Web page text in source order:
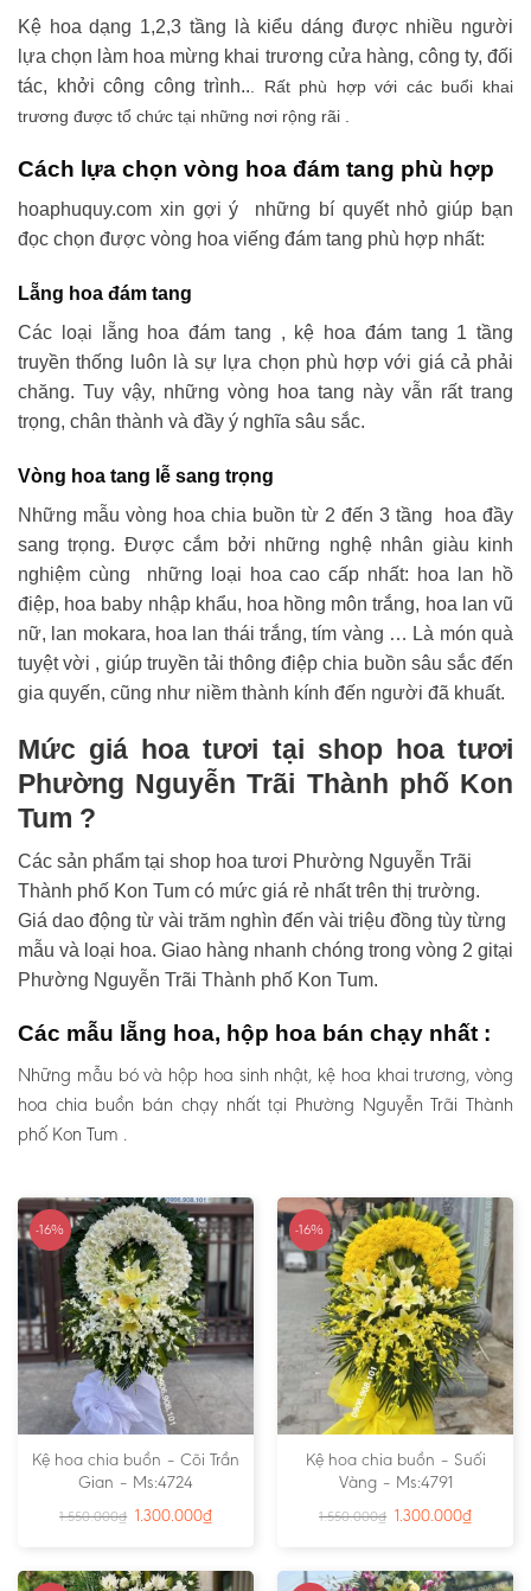
Kệ hoa dạng 1,2,3 tầng là kiểu dáng được nhiều người
lựa chọn làm hoa mừng khai trương cửa hàng, công ty, đối
tác, khởi công công trình.. . Rất phù hợp với các buổi khai
trương được tổ chức tại những nơi rộng rãi .
Cách lựa chọn vòng hoa đám tang phù hợp
hoaphuquy.com xin gợi ý những bí quyết nhỏ giúp bạn
đọc chọn được vòng hoa viếng đám tang phù hợp nhất:
Lẵng hoa đám tang
Các loại lẵng hoa đám tang , kệ hoa đám tang 1 tầng
truyền thống luôn là sự lựa chọn phù hợp với giá cả phải
chăng. Tuy vậy, những vòng hoa tang này vẫn rất trang
trọng, chân thành và đầy ý nghĩa sâu sắc.
Vòng hoa tang lễ sang trọng
Những mẫu vòng hoa chia buồn từ 2 đến 3 tầng hoa đầy
sang trọng. Được cắm bởi những nghệ nhân giàu kinh
nghiệm cùng những loại hoa cao cấp nhất: hoa lan hồ
điệp, hoa baby nhập khẩu, hoa hồng môn trắng, hoa lan vũ
nữ, lan mokara, hoa lan thái trắng, tím vàng … Là món quà
tuyệt vời , giúp truyền tải thông điệp chia buồn sâu sắc đến
gia quyến, cũng như niềm thành kính đến người đã khuất.
Mức giá hoa tươi tại shop hoa tươi
Phường Nguyễn Trãi Thành phố Kon
Tum ?
Các sản phẩm tại shop hoa tươi Phường Nguyễn Trãi
Thành phố Kon Tum có mức giá rẻ nhất trên thị trường.
Giá dao động từ vài trăm nghìn đến vài triệu đồng tùy từng
mẫu và loại hoa. Giao hàng nhanh chóng trong vòng 2 gitại
Phường Nguyễn Trãi Thành phố Kon Tum.
Các mẫu lẵng hoa, hộp hoa bán chạy nhất :
Những mẫu bó và hộp hoa sinh nhật, kệ hoa khai trương, vòng
hoa chia buồn bán chạy nhất tại Phường Nguyễn Trãi Thành
phố Kon Tum .
-16%
Kệ hoa chia buồn – Cõi Trần
Gian – Ms:4724
1.550.000₫ 1.300.000₫
-16%
Kệ hoa chia buồn – Suối
Vàng – Ms:4791
1.550.000₫ 1.300.000₫